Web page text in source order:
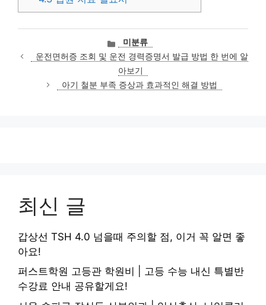
카
테
고
리
미분류
운전면허증 조회 및 운전 경력증명서 발급 방법 한 번에 알
아보기
아기 철분 부족 증상과 효과적인 해결 방법
최신 글
갑상선 TSH 4.0 넘을때 주의할 점, 이거 꼭 알면 좋
아요!
퍼스트학원 고등관 학원비 | 고등 수능 내신 특별반
수강료 안내 공유할게요!